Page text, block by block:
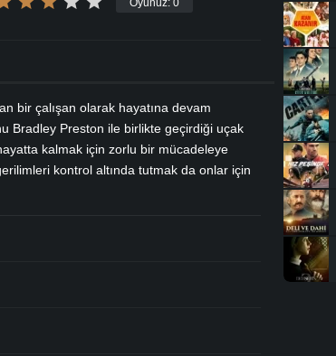
bir çalışan olarak hayatına devam
Bradley Preston ile birlikte geçirdiği uçak
kalmak için zorlu bir mücadeleye
kontrol altında tutmak da onlar için